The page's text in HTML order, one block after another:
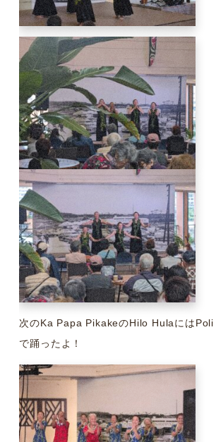
次のKa Papa PikakeのHilo HulaにはPoli
で踊ったよ！